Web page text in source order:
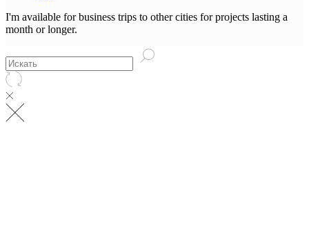
I'm available for business trips to other cities for projects lasting a
month or longer.